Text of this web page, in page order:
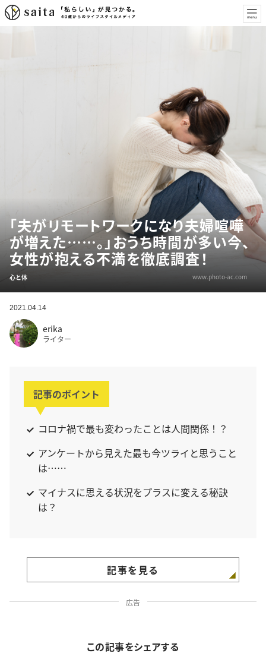
「夫がリモートワークになり夫婦喧嘩
が増えた……。」おうち時間が多い今、
女性が抱える不満を徹底調査！
心と体 www.photo-ac.com
2021.04.14
erika
ライター
記事のポイント
コロナ禍で最も変わったことは人間関係！？
アンケートから見えた最も今ツライと思うこと
は……
マイナスに思える状況をプラスに変える秘訣
は？
記事を見る
広告
この記事をシェアする